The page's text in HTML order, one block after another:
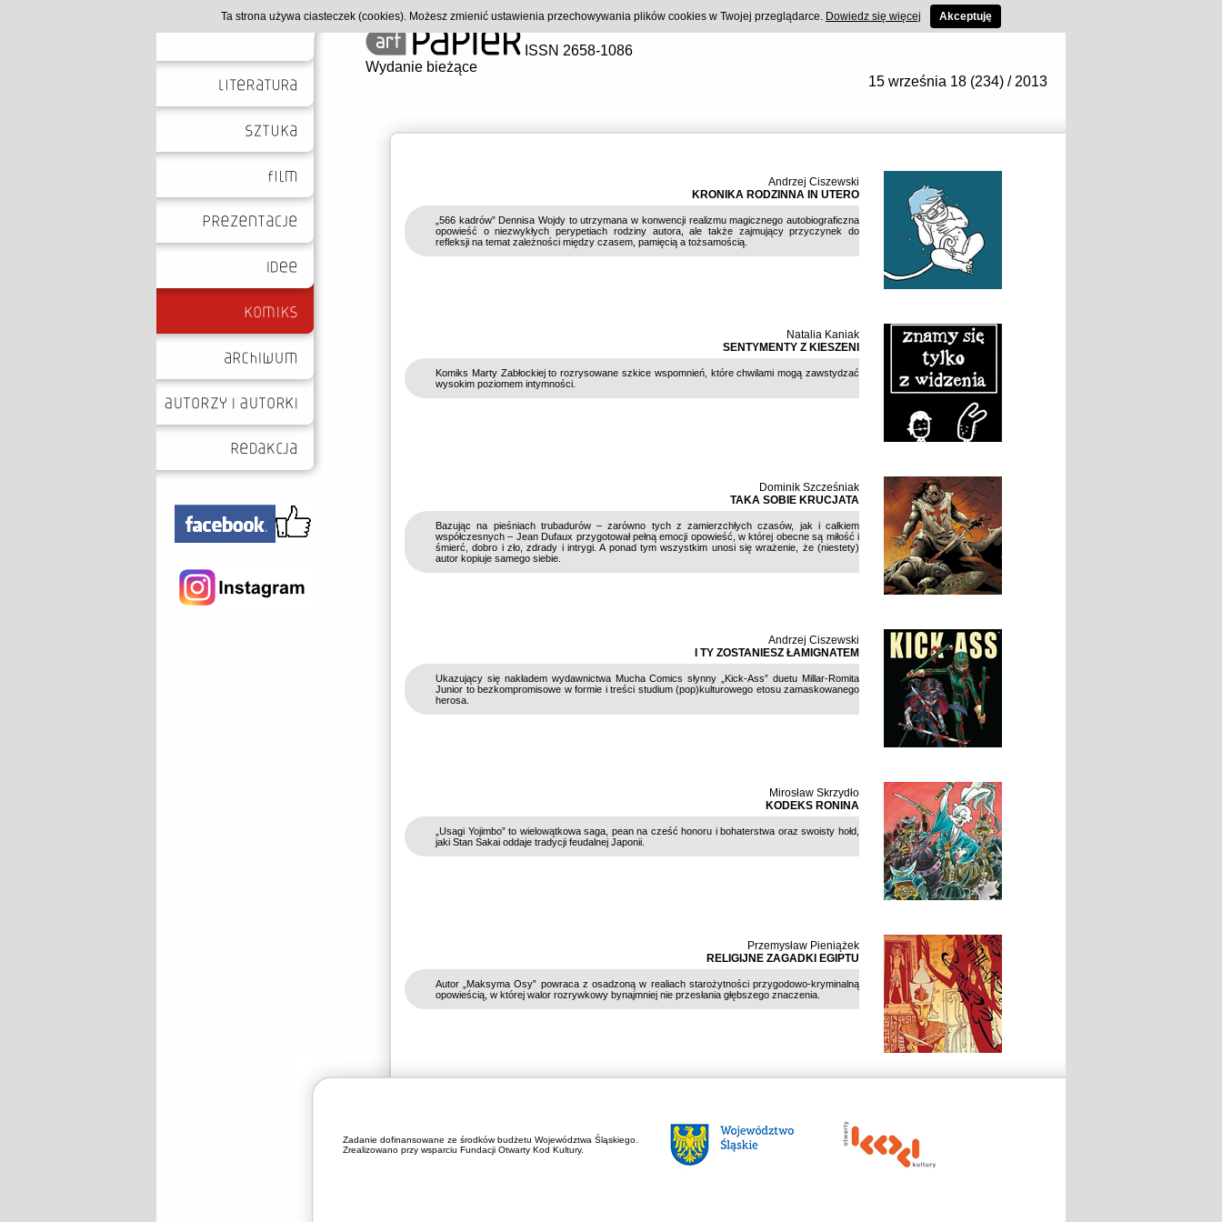
ISSN 2658-1086
Wydanie bieżące
15 września 18 (234) / 2013
Andrzej Ciszewski
KRONIKA RODZINNA IN UTERO
„566 kadrów” Dennisa Wojdy to utrzymana w konwencji realizmu magicznego autobiograficzna
opowieść o niezwykłych perypetiach rodziny autora, ale także zajmujący przyczynek do
refleksji na temat zależności między czasem, pamięcią a tożsamością.
Natalia Kaniak
SENTYMENTY Z KIESZENI
Komiks Marty Zabłockiej to rozrysowane szkice wspomnień, które chwilami mogą zawstydzać
wysokim poziomem intymności.
Dominik Szcześniak
TAKA SOBIE KRUCJATA
Bazując na pieśniach trubadurów – zarówno tych z zamierzchłych czasów, jak i całkiem
współczesnych – Jean Dufaux przygotował pełną emocji opowieść, w której obecne są miłość i
śmierć, dobro i zło, zdrady i intrygi. A ponad tym wszystkim unosi się wrażenie, że (niestety)
autor kopiuje samego siebie.
Andrzej Ciszewski
I TY ZOSTANIESZ ŁAMIGNATEM
Ukazujący się nakładem wydawnictwa Mucha Comics słynny „Kick-Ass” duetu Millar-Romita
Junior to bezkompromisowe w formie i treści studium (pop)kulturowego etosu zamaskowanego
herosa.
Mirosław Skrzydło
KODEKS RONINA
„Usagi Yojimbo” to wielowątkowa saga, pean na cześć honoru i bohaterstwa oraz swoisty hołd,
jaki Stan Sakai oddaje tradycji feudalnej Japonii.
Przemysław Pieniążek
RELIGIJNE ZAGADKI EGIPTU
Autor „Maksyma Osy” powraca z osadzoną w realiach starożytności przygodowo-kryminalną
opowieścią, w której walor rozrywkowy bynajmniej nie przesłania głębszego znaczenia.
Zadanie dofinansowane ze środków budżetu Województwa Śląskiego.
Zrealizowano przy wsparciu Fundacji Otwarty Kod Kultury.
Ta strona używa ciasteczek (cookies). Możesz zmienić ustawienia przechowywania plików cookies w Twojej przeglądarce. Dowiedz się więcej Akceptuję